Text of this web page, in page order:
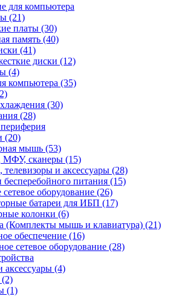
для компьютера
(21)
платы (30)
память (40)
(41)
диски (12)
(4)
компьютера (35)
(30)
(28)
(20)
мышь (53)
МФУ, сканеры (15)
и аксессуары (28)
питания (15)
оборудование (26)
батареи для ИБП (17)
колонки (6)
(Комплекты мышь и клавиатура) (21)
обеспечение (16)
сетевое оборудование (28)
аксессуары (4)
(1)